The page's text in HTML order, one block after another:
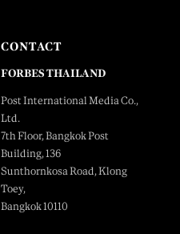
CONTACT
FORBES THAILAND
Post International Media Co.,
Ltd.
7th Floor, Bangkok Post
Building, 136
Sunthornkosa Road, Klong
Toey,
Bangkok 10110